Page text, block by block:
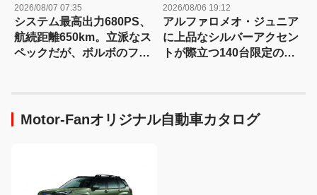
2026/08/07 07:35
システム最高出力680PS、
航続距離650km。立派なス
ペックだが、ボルボのフラ
2026/08/06 19:12
アルファロメオ・ジュニア
に上品なシルバーアクセン
トが際立つ140台限定の
Motor-Fanオリジナル自動車カタログ